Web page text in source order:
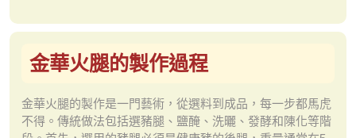
金華火腿的製作過程
金華火腿的製作是一門藝術，從選料到成品，每一步都馬虎
不得。傳統做法包括選豬腿、鹽醃、洗曬、發酵和陳化等階